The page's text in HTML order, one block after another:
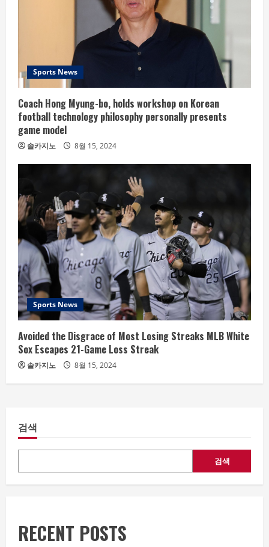
Sports News
Coach Hong Myung-bo, holds workshop on Korean
football technology philosophy personally presents
game model
솔카지노 8월 15, 2024
Sports News
Avoided the Disgrace of Most Losing Streaks MLB White
Sox Escapes 21-Game Loss Streak
솔카지노 8월 15, 2024
검색
검색
RECENT POSTS